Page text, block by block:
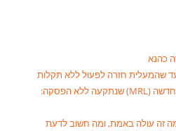
כהנא
איך טיפלנו אחת ולתמיד במעלית חדשה (MRL) שנתקעה ללא הפסקה:
זה עולה באמת, ומה חשוב לדעת